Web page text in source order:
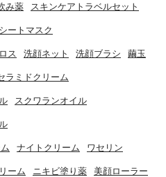
み薬 スキンケアトラベルセット
ートマスク
ス 洗顔ネット 洗顔ブラシ 繭玉
ラミドクリーム
スクワランオイル
ナイトクリーム ワセリン
ーム ニキビ塗り薬 美顔ローラー